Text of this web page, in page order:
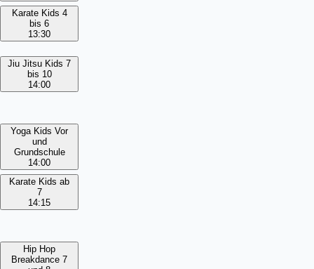
Karate Kids 4
bis 6
13:30
Jiu Jitsu Kids 7
bis 10
14:00
Yoga Kids Vor
und
Grundschule
14:00
Karate Kids ab
7
14:15
Hip Hop
Breakdance 7